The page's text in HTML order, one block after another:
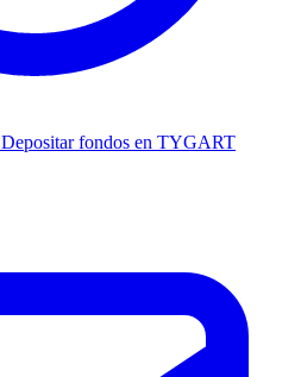
Depositar fondos en TYGART